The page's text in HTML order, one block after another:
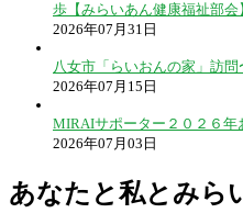
歩【みらいあん健康福祉部会
2026年07月31日
八女市「らいおんの家」訪
2026年07月15日
MIRAIサポーター２０２６年
2026年07月03日
あなたと私とみら